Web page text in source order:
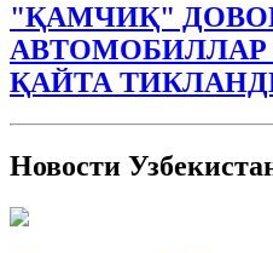
"ҚАМЧИҚ"
АВТОМОБИЛЛАР
ҚАЙТА
Новости